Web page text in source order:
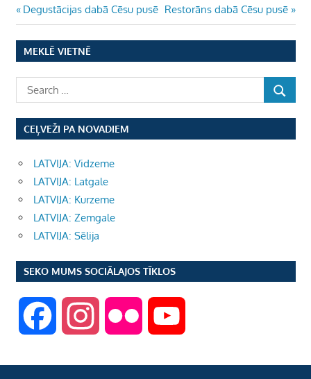
Ziņu
izvēlne
Previous
Post:
Degustācijas dabā Cēsu pusē Next
Post:
Restorāns dabā Cēsu pusē
MEKLĒ VIETNĒ
CEĻVEŽI PA NOVADIEM
LATVIJA: Vidzeme
LATVIJA: Latgale
LATVIJA: Kurzeme
LATVIJA: Zemgale
LATVIJA: Sēlija
SEKO MUMS SOCIĀLAJOS TĪKLOS